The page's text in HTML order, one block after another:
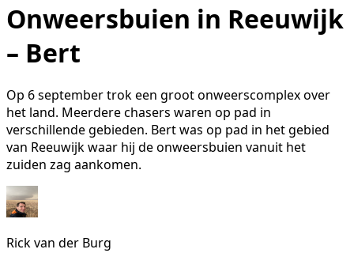
Onweersbuien in Reeuwijk
– Bert
Op 6 september trok een groot onweerscomplex over
het land. Meerdere chasers waren op pad in
verschillende gebieden. Bert was op pad in het gebied
van Reeuwijk waar hij de onweersbuien vanuit het
zuiden zag aankomen.
Rick van der Burg